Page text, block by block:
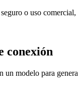
o uso comercial,
conexión
un modelo para